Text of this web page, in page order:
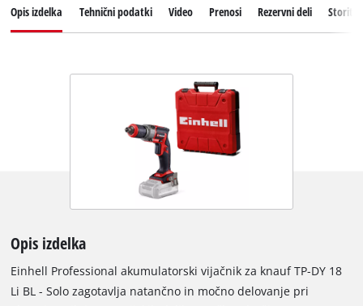
Opis izdelka Tehnični podatki Video Prenosi Rezervni deli
Opis izdelka
Einhell Professional akumulatorski vijačnik za knauf TP-DY 18
Li BL - Solo zagotavlja natančno in močno delovanje pri